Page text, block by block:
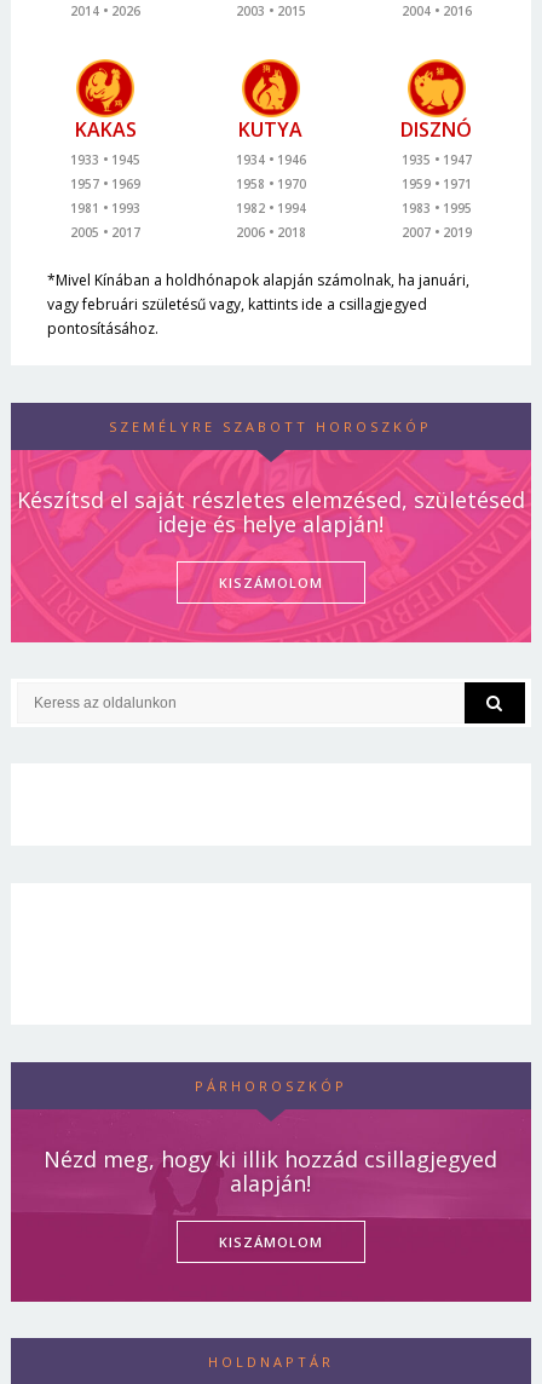
2014 2026 2003 2015 2004 2016
KAKAS
1933
1945
1957
1969
1981
1993
2005
2017
KUTYA
1934
1946
1958
1970
1982
1994
2006
2018
DISZNÓ
1935
1947
1959
1971
1983
1995
2007
2019
*Mivel Kínában a holdhónapok alapján számolnak, ha januári,
vagy februári születésű vagy, kattints ide a csillagjegyed
pontosításához.
SZEMÉLYRE SZABOTT HOROSZKÓP
Készítsd el saját részletes elemzésed, születésed
ideje és helye alapján!
KISZÁMOLOM
PÁRHOROSZKÓP
Nézd meg, hogy ki illik hozzád csillagjegyed
alapján!
KISZÁMOLOM
HOLDNAPTÁR